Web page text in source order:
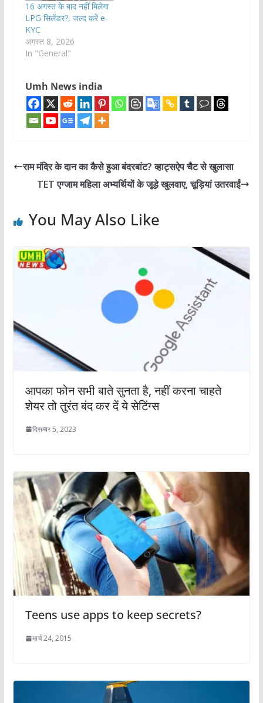
16 अगस्त के बाद नहीं मिलेगा
LPG सिलेंडर?, जल्द करें e-
KYC
अगस्त 8, 2026
In "General"
Umh News india
राम मंदिर के दान का कैसे हुआ बंदरबांट? व्हाट्सऐप चैट से खुलासा
TET एग्जाम महिला अभ्यर्थियों के जूड़े खुलवाए, चूड़ियां उतरवाईं
You May Also Like
आपका फोन सभी बाते सुनता है, नहीं करना चाहते
शेयर तो तुरंत बंद कर दें ये सेटिंग्स
दिसम्बर 5, 2023
Teens use apps to keep secrets?
मार्च 24, 2015